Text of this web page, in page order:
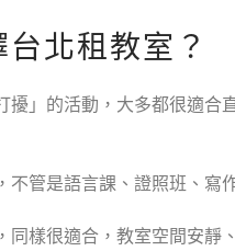
北租教室？
擾」的活動，大多都很適
不管是語言課、證照班、寫
同樣很適合，教室空間安